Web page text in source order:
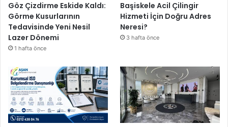
Göz Çizdirme Eskide Kaldı:
Görme Kusurlarının
Tedavisinde Yeni Nesil
Lazer Dönemi
1 hafta önce
Başiskele Acil Çilingir
Hizmeti İçin Doğru Adres
Neresi?
3 hafta önce